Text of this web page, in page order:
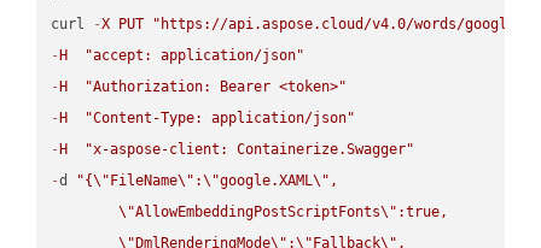
curl
-X PUT
"https://api.aspose.cloud/v4.0/words/
- H
"accept: application/json"
- H
"Authorization: Bearer <token>"
- H
"Content-Type: application/json"
- H
"x-aspose-client: Containerize.Swagger"
-d "{\" FileName\" :\"google.XAML\" ,
\"AllowEmbeddingPostScriptFonts\" :true,
\" DmlRenderingMode\" :\" Fallback\" ,